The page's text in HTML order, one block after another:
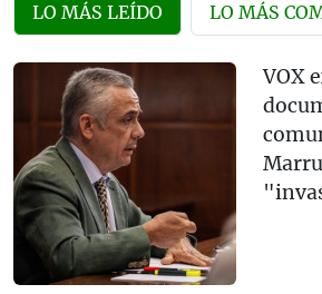
LO MÁS LEÍDO LO MÁS
VOX